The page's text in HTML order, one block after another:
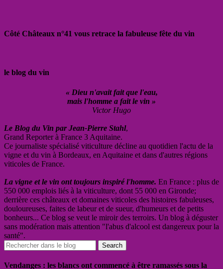
Côté Châteaux n°41 vous retrace la fabuleuse fête du vin
le blog du vin
« Dieu n'avait fait que l'eau,
mais l'homme a fait le vin »
Victor Hugo
Le Blog du Vin par Jean-Pierre Stahl,
Grand Reporter à France 3 Aquitaine.
Ce journaliste spécialisé viticulture décline au quotidien l'actu de la
vigne et du vin à Bordeaux, en Aquitaine et dans d'autres régions
viticoles de France.
La vigne et le vin ont toujours inspiré l'homme. En France : plus de
550 000 emplois liés à la viticulture, dont 55 000 en Gironde;
derrière ces châteaux et domaines viticoles des histoires fabuleuses,
douloureuses, faites de labeur et de sueur, d'humeurs et de petits
bonheurs... Ce blog se veut le miroir des terroirs. Un blog à déguster
sans modération mais attention "l'abus d'alcool est dangereux pour la
santé".
Vendanges : les blancs ont commencé à être ramassés sous la